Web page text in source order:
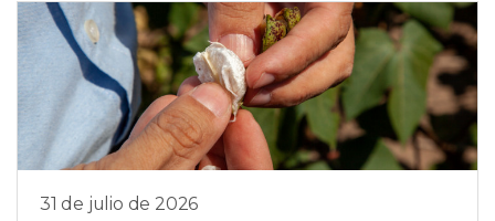
31 de julio de 2026